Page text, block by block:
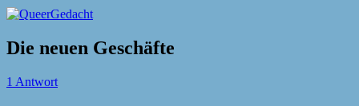
Die neuen Geschäfte
1 Antwort